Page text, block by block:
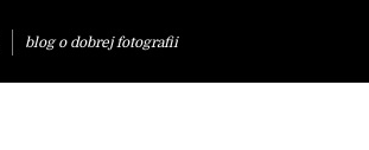
blog o dobrej fotografii